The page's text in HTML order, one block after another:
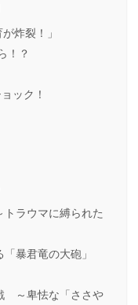
炸裂！」
！？
ック！
ラウマに縛られた
暴君竜の大砲」
～卑怯な「ささや